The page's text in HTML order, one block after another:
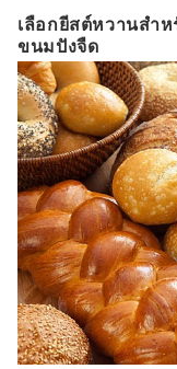
เลือกยีสต์หวานสำ
ขนมปังจืด